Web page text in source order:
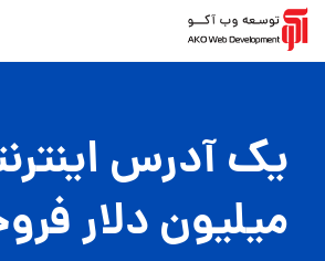
میلیون دلار